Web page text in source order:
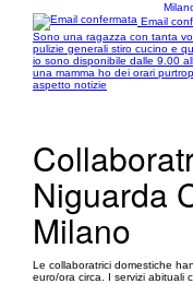
Email
Sono una ragazza con tanta
pulizie generali stiro cucino e
io sono disponibile dalle 9.00
una mamma ho dei orari
aspetto notizie
Niguarda
Milano
Le collaboratrici domestiche
euro/ora circa. I servizi abituali